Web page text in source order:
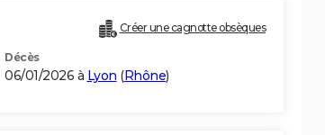
Créer une cagnotte obsèques
Décès
06/01/2026 à Lyon (Rhône)